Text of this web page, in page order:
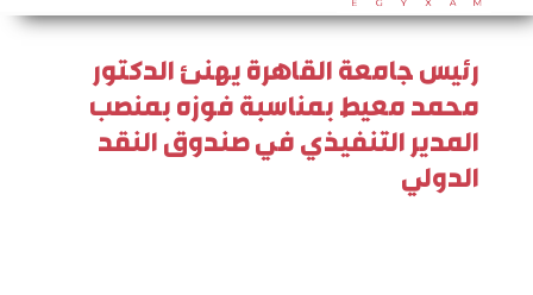
رئيس جامعة القاهرة يهنئ الدكتور
محمد معيط بمناسبة فوزه بمنصب
المدير التنفيذي في صندوق النقد
الدولي